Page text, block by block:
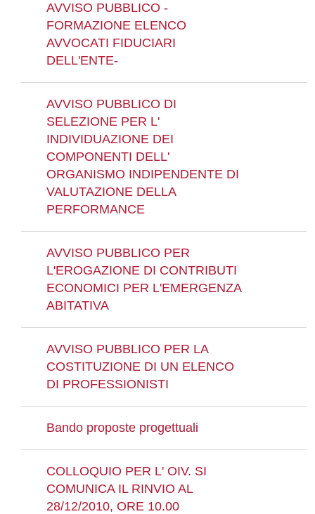
AVVISO PUBBLICO -
FORMAZIONE ELENCO
AVVOCATI FIDUCIARI
DELL'ENTE-
AVVISO PUBBLICO DI
SELEZIONE PER L'
INDIVIDUAZIONE DEI
COMPONENTI DELL'
ORGANISMO INDIPENDENTE DI
VALUTAZIONE DELLA
PERFORMANCE
AVVISO PUBBLICO PER
L'EROGAZIONE DI CONTRIBUTI
ECONOMICI PER L'EMERGENZA
ABITATIVA
AVVISO PUBBLICO PER LA
COSTITUZIONE DI UN ELENCO
DI PROFESSIONISTI
Bando proposte progettuali
COLLOQUIO PER L' OIV. SI
COMUNICA IL RINVIO AL
28/12/2010, ORE 10.00